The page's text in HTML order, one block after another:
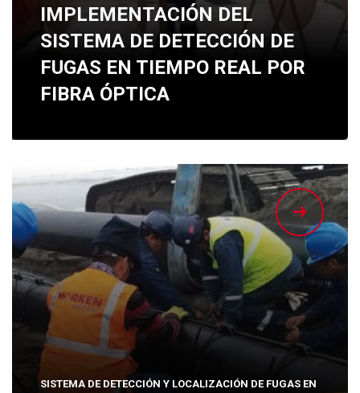
IMPLEMENTACIÓN DEL
SISTEMA DE DETECCIÓN DE
FUGAS EN TIEMPO REAL POR
FIBRA ÓPTICA
SISTEMA DE DETECCIÓN Y LOCALIZACIÓN DE FUGAS EN